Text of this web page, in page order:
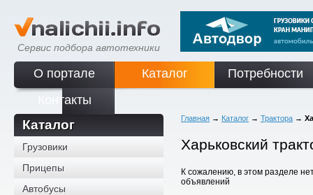
Сервис подбора автотехники
О портале Каталог
Потребности
Контакты
Каталог
Грузовики
Прицепы
Автобусы
Главная → Каталог → Трактора →
Харьковский
К сожалению, в этом разделе
объявлений